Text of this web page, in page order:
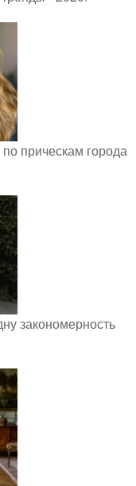
прическам города
закономерность